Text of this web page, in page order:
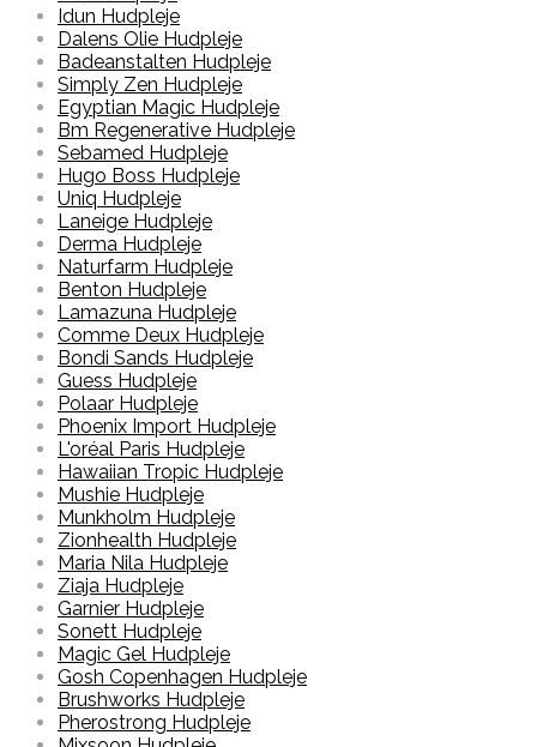
Idun Hudpleje
Dalens Olie Hudpleje
Badeanstalten Hudpleje
Simply Zen Hudpleje
Egyptian Magic Hudpleje
Bm Regenerative Hudpleje
Sebamed Hudpleje
Hugo Boss Hudpleje
Uniq Hudpleje
Laneige Hudpleje
Derma Hudpleje
Naturfarm Hudpleje
Benton Hudpleje
Lamazuna Hudpleje
Comme Deux Hudpleje
Bondi Sands Hudpleje
Guess Hudpleje
Polaar Hudpleje
Phoenix Import Hudpleje
L'oréal Paris Hudpleje
Hawaiian Tropic Hudpleje
Mushie Hudpleje
Munkholm Hudpleje
Zionhealth Hudpleje
Maria Nila Hudpleje
Ziaja Hudpleje
Garnier Hudpleje
Sonett Hudpleje
Magic Gel Hudpleje
Gosh Copenhagen Hudpleje
Brushworks Hudpleje
Pherostrong Hudpleje